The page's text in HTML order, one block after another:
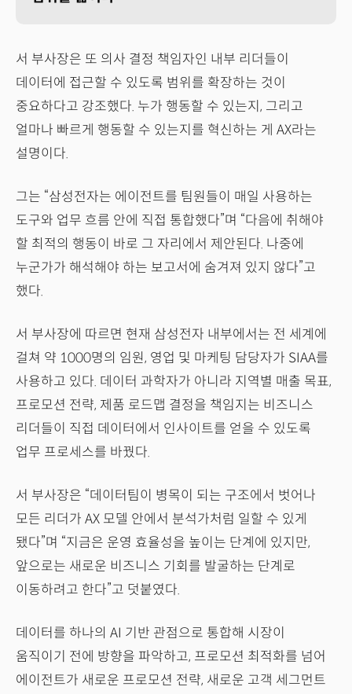
서 부사장은 또 의사 결정 책임자인 내부 리더들이
데이터에 접근할 수 있도록 범위를 확장하는 것이
중요하다고 강조했다. 누가 행동할 수 있는지, 그리고
얼마나 빠르게 행동할 수 있는지를 혁신하는 게 AX라는
설명이다.
그는 “삼성전자는 에이전트를 팀원들이 매일 사용하는
도구와 업무 흐름 안에 직접 통합했다”며 “다음에 취해야
할 최적의 행동이 바로 그 자리에서 제안된다. 나중에
누군가가 해석해야 하는 보고서에 숨겨져 있지 않다”고
했다.
서 부사장에 따르면 현재 삼성전자 내부에서는 전 세계에
걸쳐 약 1000명의 임원, 영업 및 마케팅 담당자가 SIAA를
사용하고 있다. 데이터 과학자가 아니라 지역별 매출 목표,
프로모션 전략, 제품 로드맵 결정을 책임지는 비즈니스
리더들이 직접 데이터에서 인사이트를 얻을 수 있도록
업무 프로세스를 바꿨다.
서 부사장은 “데이터팀이 병목이 되는 구조에서 벗어나
모든 리더가 AX 모델 안에서 분석가처럼 일할 수 있게
됐다”며 “지금은 운영 효율성을 높이는 단계에 있지만,
앞으로는 새로운 비즈니스 기회를 발굴하는 단계로
이동하려고 한다”고 덧붙였다.
데이터를 하나의 AI 기반 관점으로 통합해 시장이
움직이기 전에 방향을 파악하고, 프로모션 최적화를 넘어
에이전트가 새로운 프로모션 전략, 새로운 고객 세그먼트